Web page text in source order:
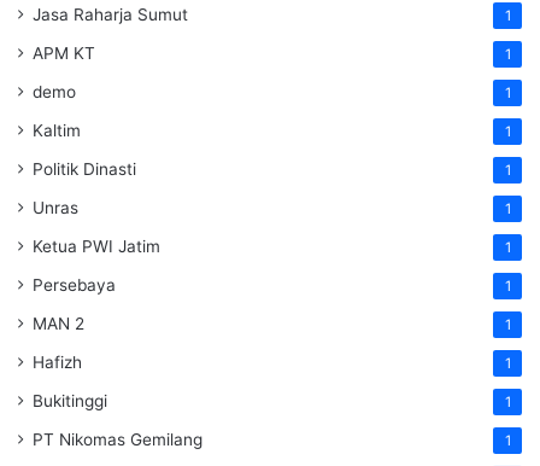
Jasa Raharja Sumut 1
APM KT 1
demo 1
Kaltim 1
Politik Dinasti 1
Unras 1
Ketua PWI Jatim 1
Persebaya 1
MAN 2 1
Hafizh 1
Bukitinggi 1
PT Nikomas Gemilang 1